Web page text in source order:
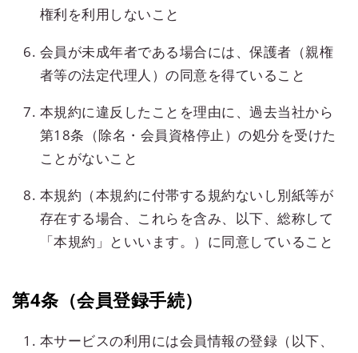
権利を利用しないこと
会員が未成年者である場合には、保護者（親権
者等の法定代理人）の同意を得ていること
本規約に違反したことを理由に、過去当社から
第18条（除名・会員資格停止）の処分を受けた
ことがないこと
本規約（本規約に付帯する規約ないし別紙等が
存在する場合、これらを含み、以下、総称して
「本規約」といいます。）に同意していること
第4条（会員登録手続）
本サービスの利用には会員情報の登録（以下、